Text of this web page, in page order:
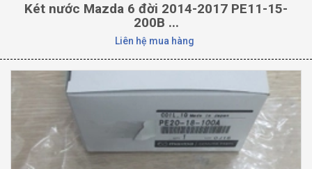
Két nước Mazda 6 đời 2014-2017 PE11-15-
200B ...
Liên hệ mua hàng